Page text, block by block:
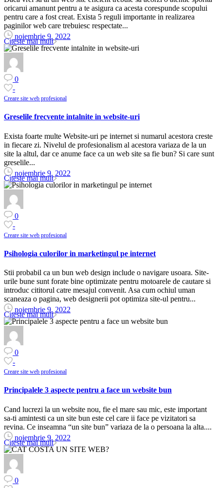
oricarui amanunt pentru a te asigura ca acesta corespunde scopului
pentru care a fost creat. Exista 5 reguli importante in realizarea
paginilor web care trebuiesc respectate...
noiembrie 9, 2022
Citeste mai mult
0
-
Creare site web profesional
Greselile frecvente intalnite in website-uri
Exista foarte multe Website-uri pe internet si numarul acestora creste
in fiecare zi. Nivelul de profesionalism al acestora variaza de la un
site la altul, dar ce anume face ca un web site sa fie bun? Si care sunt
greselile...
noiembrie 9, 2022
Citeste mai mult
0
-
Creare site web profesional
Psihologia culorilor in marketingul pe internet
Stii probabil ca un bun web design include o navigare usoara. Site-
urile bune sunt forate bine optimizate pentru motoarele de cautare si
introduc cititorul catre mesajul convenit. Asa cum ochiul uman
scaneaza o pagina, web designerii pot optimiza site-ul pentru...
noiembrie 9, 2022
Citeste mai mult
0
-
Creare site web profesional
Principalele 3 aspecte pentru a face un website bun
Cand lucrezi la un website nou, fie el mare sau mic, este important
sa-ti amintesti ca un site bun este cel care ii face pe vizitatori sa
revina. Ce inseamna “un site bun” variaza de la o persoana la alta....
noiembrie 9, 2022
Citeste mai mult
0